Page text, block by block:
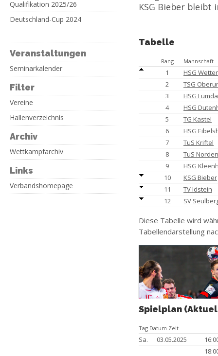
Qualifikation 2025/26
Deutschland-Cup 2024
Veranstaltungen
Seminarkalender
Filter
Vereine
Hallenverzeichnis
Archiv
Wettkampfarchiv
Links
Verbandshomepage
KSG Bieber bleibt
Tabelle
Rang Mannschaft
1
HSG
2
TSG
3
HSG
4
HSG
5
TG Kastel
6
HSG
7
TuS Kriftel
8
TuS
9
HSG
10
KSG Bieber
11
TV Idstein
12
SV
Diese Tabelle wird
Tabellendarstellung
Spielplan
Tag Datum Zeit
Sa. 03.05.2025